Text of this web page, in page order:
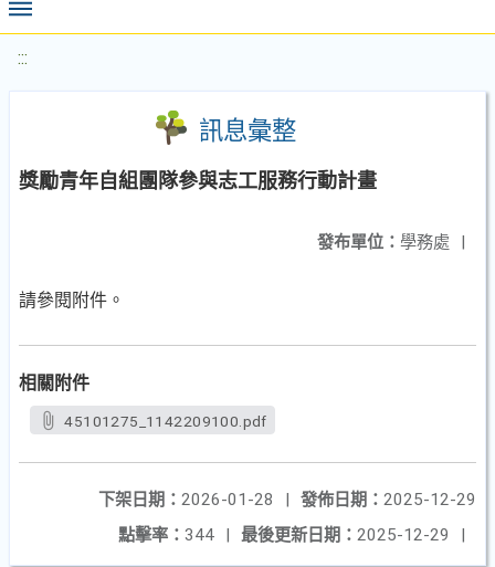
:::
訊息彙整
獎勵青年自組團隊參與志工服務行動計畫
發布單位： 學務處 |
請參閱附件。
相關附件
45101275_1142209100.pdf
發佈日期： 2025-12-29
下架日期： 2026-01-28
|
最後更新日期： 2025-12-29 |
點擊率： 344 |